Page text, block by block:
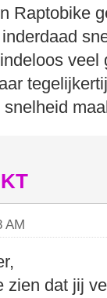
Raptobike
AM
zien dat jij